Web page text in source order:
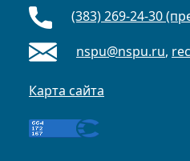
(383) 269-24-30
nspu@nspu.ru,
Карта сайта